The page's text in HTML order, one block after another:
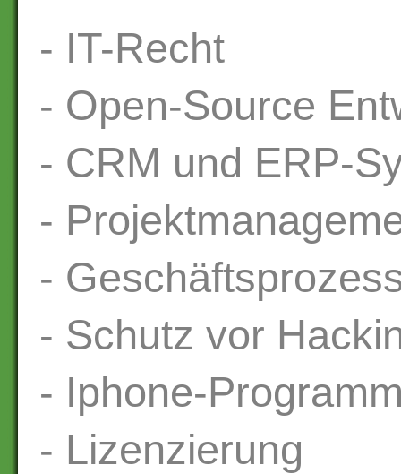
- IT-Recht
- Open-Source
- CRM und ERP-
-
-
- Schutz vor
- Iphone-
- Lizenzierung